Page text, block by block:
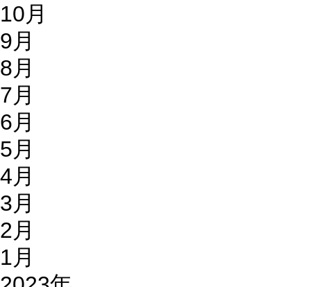
10月
9月
8月
7月
6月
5月
4月
3月
2月
1月